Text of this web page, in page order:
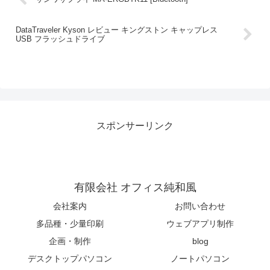
DataTraveler Kyson レビュー キングストン キャップレス
USB フラッシュドライブ
スポンサーリンク
有限会社 オフィス純和風
会社案内
お問い合わせ
多品種・少量印刷
ウェブアプリ制作
企画・制作
blog
デスクトップパソコン
ノートパソコン